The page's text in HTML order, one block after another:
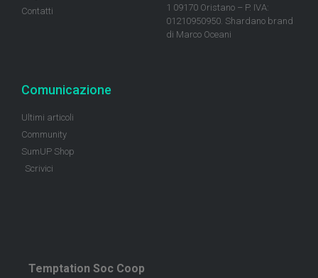
Contatti
1 09170 Oristano – P. IVA:
01210950950. Shardano brand
di Marco Oceani
Comunicazione
Ultimi articoli
Community
SumUP Shop
Scrivici
Temptation Soc Coop